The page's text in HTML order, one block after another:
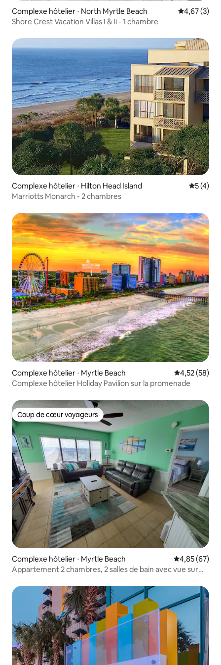
Complexe hôtelier ⋅ North Myrtle Beach Évaluation
4,67 (3)
Shore Crest Vacation Villas I & Ii - 1 chambre
Complexe hôtelier ⋅ Hilton Head Island
5 (4)
Marriotts Monarch - 2 chambres
Complexe hôtelier ⋅ Myrtle Beach Évaluation
4,52 (58)
Complexe hôtelier Holiday Pavilion sur la promenade
Coup de cœur voyageurs
Coup de cœur voyageurs
Complexe hôtelier ⋅ Myrtle Beach Évaluation
4,85 (67)
Appartement 2 chambres, 2 salles de bain avec vue sur